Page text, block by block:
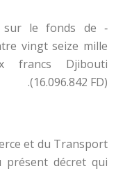
sur le fonds de
vingt seize mille
francs Djibouti
(16.096.842 FD).
et du Transport
présent décret qui